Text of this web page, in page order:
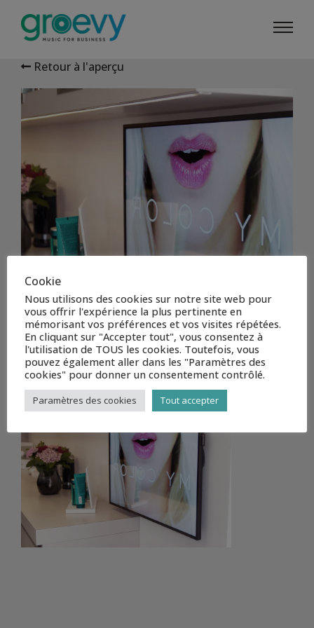
Retour à l'aperçu
CECEO (5 OF 5)
Cookie
Nous utilisons des cookies sur notre site web pour
vous offrir l'expérience la plus pertinente en
mémorisant vos préférences et vos visites répétées.
En cliquant sur "Accepter tout", vous consentez à
l'utilisation de TOUS les cookies. Toutefois, vous
pouvez également aller dans les "Paramètres des
cookies" pour donner un consentement contrôlé.
Paramètres des cookies Tout accepter